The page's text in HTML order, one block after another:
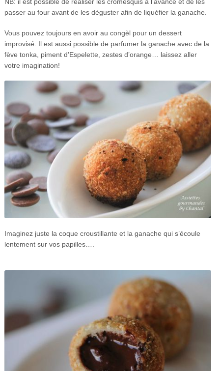
passer au four avant de les déguster afin de liquéfier la ganache.
Vous pouvez toujours en avoir au congèl pour un dessert
improvisé. Il est aussi possible de parfumer la ganache avec de la
fève tonka, piment d’Espelette, zestes d’orange… laissez aller
votre imagination!
Imaginez juste la coque croustillante et la ganache qui s’écoule
lentement sur vos papilles….